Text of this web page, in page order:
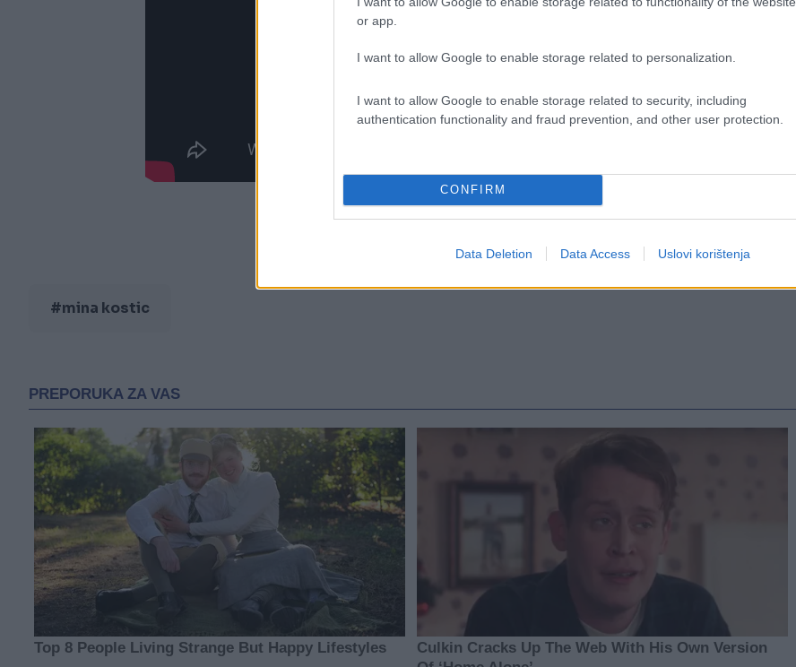
or app.
I want to allow Google to enable storage related to personalization.
I want to allow Google to enable storage related to security, including
authentication functionality and fraud prevention, and other user protection.
CONFIRM
Data Deletion Data Access Uslovi korištenja
#mina kostic